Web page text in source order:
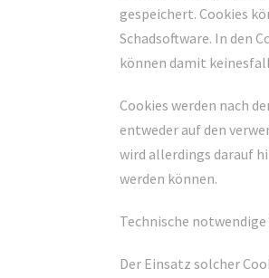
gespeichert. Cookies
Schadsoftware. In den
können damit
Cookies werden nach
entweder auf den
wird allerdings darauf
werden können.
Technische notwendige
Der Einsatz solcher